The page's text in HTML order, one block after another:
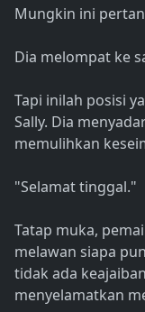
Mungkin ini
Dia melompat ke
Tapi inilah posisi
Sally. Dia
memulihkan
"Selamat tinggal."
Tatap muka,
melawan siapa
tidak ada
menyelamatkan